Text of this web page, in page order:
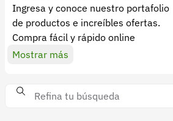
Ingresa y conoce nuestro portafolio
de productos e increíbles ofertas.
Compra fácil y rápido online
Mostrar más